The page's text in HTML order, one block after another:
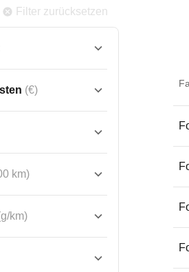
Filter zurücksetzen
(€)
km)
km)